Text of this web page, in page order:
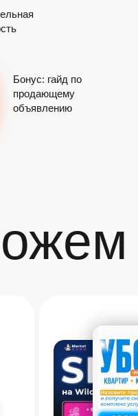
Бонус: гайд по
продающему
объявлению